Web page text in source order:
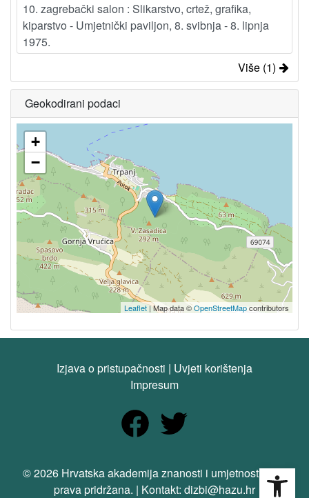
10. zagrebački salon : Slikarstvo, crtež, grafika,
kiparstvo - Umjetnički paviljon, 8. svibnja - 8. lipnja
1975.
Više (1)
Geokodirani podaci
+
−
Leaflet| Map data ©OpenStreetMapcontributors
Izjava o pristupačnosti | Uvjeti korištenja
Impresum
© 2026 Hrvatska akademija znanosti i umjetnosti. Sva
prava pridržana. | Kontakt: dizbi@hazu.hr